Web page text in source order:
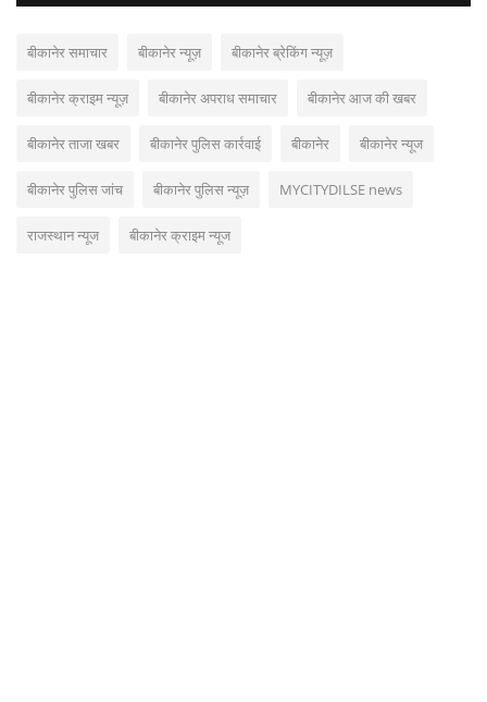
बीकानेर समाचार बीकानेर न्यूज़ बीकानेर ब्रेकिंग न्यूज़
बीकानेर क्राइम न्यूज़ बीकानेर अपराध समाचार बीकानेर आज की खबर
बीकानेर ताजा खबर बीकानेर पुलिस कार्रवाई बीकानेर बीकानेर न्यूज
बीकानेर पुलिस जांच बीकानेर पुलिस न्यूज़ MYCITYDILSE news
राजस्थान न्यूज बीकानेर क्राइम न्यूज